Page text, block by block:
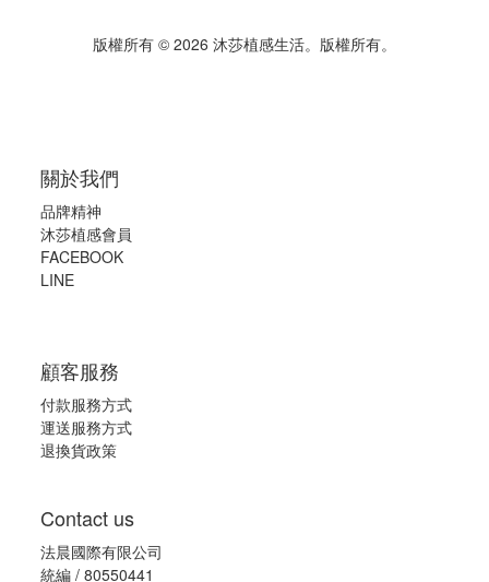
版權所有 © 2026 沐莎植感生活。版權所有。
關於我們
品牌精神
沐莎植感會員
FACEBOOK
LINE
顧客服務
付款服務方式
運送服務方式
退換貨政策
Contact us
法晨國際有限公司
統編 / 80550441